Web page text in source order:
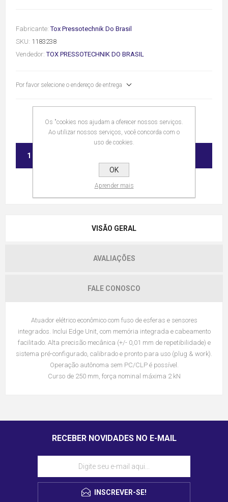
Fabricante: Tox Pressotechnik Do Brasil
SKU: 1183238
Vendedor: TOX PRESSOTECHNIK DO BRASIL
Por favor selecione o endereço de entrega
VISÃO GERAL
AVALIAÇÕES
FALE CONOSCO
Atuador elétrico econômico com fuso de esferas e sensores
integrados. Inclui Edge Unit, com memória integrada e cabeamento
facilitado. Alta precisão mecânica (+/- 0,01 mm de repetibilidade) e
sistema pré-configurado, calibrado e pronto para uso (plug & work).
Operação autônoma sem PC/CLP é possível.
Curso de 250 mm, força nominal máxima 2 kN
RECEBER NOVIDADES NO E-MAIL
INSCREVER-SE!
Os "cookies nos ajudam a oferecer nossos serviços.
Ao utilizar nossos serviços, você concorda com o
uso de cookies.
OK
Aprender mais